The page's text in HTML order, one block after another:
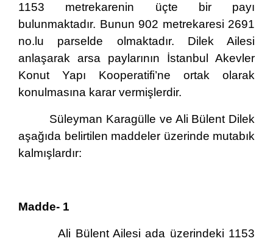
1153 metrekarenin üçte bir payı
bulunmaktadır. Bunun 902 metrekaresi 2691
no.lu parselde olmaktadır. Dilek Ailesi
anlaşarak arsa paylarının İstanbul Akevler
Konut Yapı Kooperatifi’ne ortak olarak
konulmasına karar vermişlerdir.
Süleyman Karagülle ve Ali Bülent Dilek
aşağıda belirtilen maddeler üzerinde mutabık
kalmışlardır:
Madde- 1
Ali Bülent Ailesi ada üzerindeki 1153